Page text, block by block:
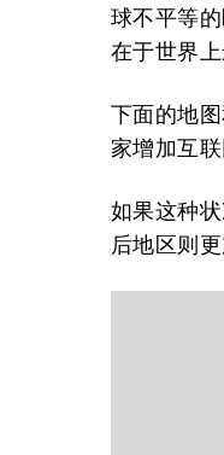
球不平等
在于世界上
下面的地
家增加互
如果这种
后地区则更